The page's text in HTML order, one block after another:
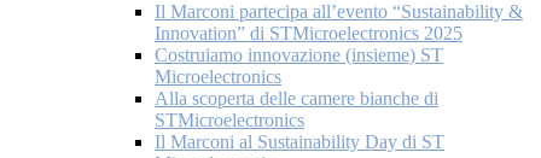
Il Marconi partecipa all’evento “Sustainability &
Innovation” di STMicroelectronics 2025
Costruiamo innovazione (insieme) ST
Microelectronics
Alla scoperta delle camere bianche di
STMicroelectronics
Il Marconi al Sustainability Day di ST